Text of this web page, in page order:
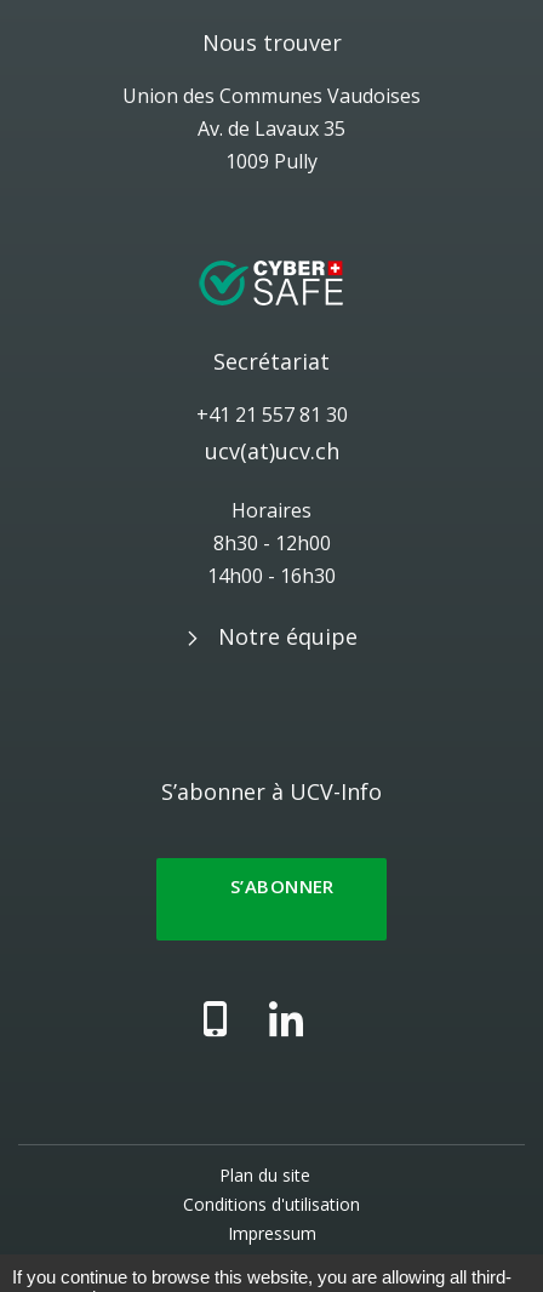
Nous trouver
Union des Communes Vaudoises
Av. de Lavaux 35
1009 Pully
Secrétariat
+41 21 557 81 30
ucv(at)ucv.ch
Horaires
8h30 - 12h00
14h00 - 16h30
Notre équipe
S’abonner à UCV-Info
S’ABONNER
Plan du site
Conditions d'utilisation
Impressum
If you continue to browse this website, you are allowing all third-